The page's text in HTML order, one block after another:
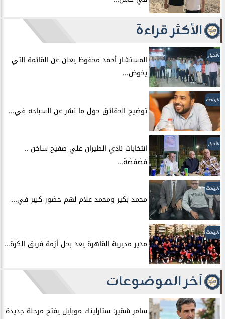
الأكثر قراءة
الأخبار
المستشار أحمد محفوظ يعلن عن القائمة التي
يخوض...
الرياضة
توضيح الحقائق حول ما نشر عن السباحه في...
الأخبار
انتخابات نادي الطيران علي صفيح ساخن ..
فضفضة...
الرياضة
محمد بكير ومحمد علام لهم حضور كبير في...
الرياضة
مدير مديرية القاهرة يعد بحل أزمة فريق الكرة...
آخر الموضوعات
سامر شقير: ستارلينك موبايل يفتح مرحلة جديدة